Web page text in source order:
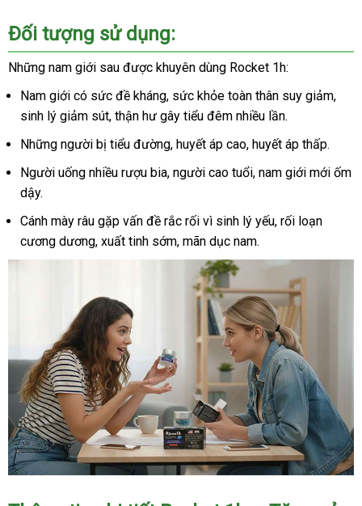
Đối tượng sử dụng:
Những nam giới sau được khuyên dùng Rocket 1h:
Nam giới có sức đề kháng, sức khỏe toàn thân suy giảm,
sinh lý giảm sút, thận hư gây tiểu đêm nhiều lần.
Những người bị tiểu đường, huyết áp cao, huyết áp thấp.
Người uống nhiều rượu bia, người cao tuổi, nam giới mới ốm
dậy.
Cánh mày râu gặp vấn đề rắc rối vì sinh lý yếu, rối loạn
cương dương, xuất tinh sớm, mãn dục nam.